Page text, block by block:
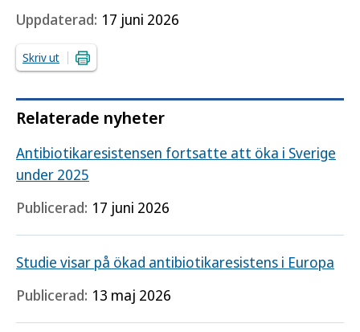
Uppdaterad: 17 juni 2026
Skriv ut
Relaterade nyheter
Antibiotikaresistensen fortsatte att öka i Sverige
under 2025
Publicerad: 17 juni 2026
Studie visar på ökad antibiotikaresistens i Europa
Publicerad: 13 maj 2026